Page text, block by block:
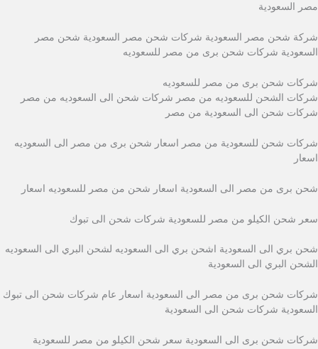
مصر السعودية
شركة شحن مصر السعودية شركات شحن مصر السعودية شحن مصر
السعودية شركات شحن برى من مصر للسعوديه
شركات شحن برى من مصر للسعوديه
شركات الشحن للسعوديه من مصر شركات شحن الى السعوديه من مصر
شركات شحن الى السعودية من مصر
شركات شحن للسعودية من مصر اسعار شحن برى من مصر الى السعوديه
اسعار
شحن برى من مصر الى السعودية اسعار شحن من مصر للسعوديه اسعار
سعر شحن الكيلو من مصر للسعودية شركات شحن الى تبوك
شحن بري الى السعودية اشحن بري الى السعوديه لشحن البري الى السعوديه
الشحن البري الى السعودية
شركات شحن برى من مصر الى السعودية اسعار عام شركات شحن الى تبوك
السعودية شركات شحن الى السعودية
شركات شحن برى الى السعودية سعر شحن الكيلو من مصر للسعودية